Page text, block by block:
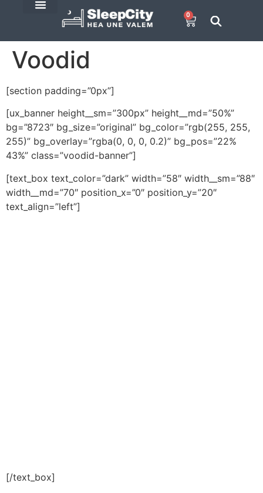
0
Voodid
[section padding=”0px”]
[ux_banner height__sm=”300px” height__md=”50%”
bg=”8723″ bg_size=”original” bg_color=”rgb(255, 255,
255)” bg_overlay=”rgba(0, 0, 0, 0.2)” bg_pos=”22%
43%” class=”voodid-banner”]
[text_box text_color=”dark” width=”58″ width__sm=”88″
width__md=”70″ position_x=”0″ position_y=”20″
text_align=”left”]
[/text_box]